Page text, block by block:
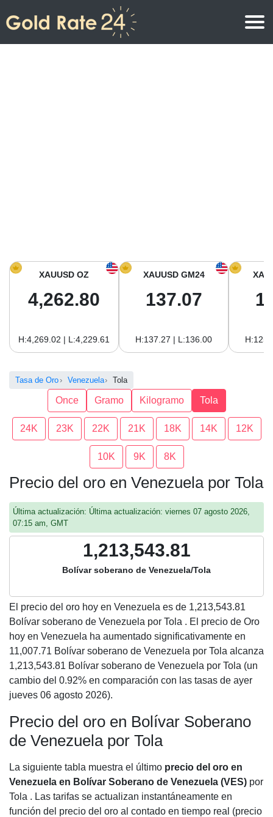
Precio del Oro hoy en América del sur
XAUUSD OZ
4,262.80
H:4,269.02 | L:4,229.61
XAUUSD GM24
137.07
H:137.27 | L:136.00
Tasa de Oro Venezuela Tola
Once Gramo Kilogramo Tola
24K 23K 22K 21K 18K 14K 12K
10K 9K 8K
Precio del oro en Venezuela por Tola
Última actualización: Última actualización: viernes 07 agosto 2026,
07:15 am, GMT
1,213,543.81
Bolívar soberano de Venezuela/Tola
El precio del oro hoy en Venezuela es de 1,213,543.81
Bolívar soberano de Venezuela por Tola . El precio de Oro
hoy en Venezuela ha aumentado significativamente en
11,007.71 Bolívar soberano de Venezuela por Tola alcanza
1,213,543.81 Bolívar soberano de Venezuela por Tola (un
cambio del 0.92% en comparación con las tasas de ayer
jueves 06 agosto 2026).
Precio del oro en Bolívar Soberano
de Venezuela por Tola
La siguiente tabla muestra el último precio del oro en
Venezuela en Bolívar Soberano de Venezuela (VES) por
Tola . Las tarifas se actualizan instantáneamente en
función del precio del oro al contado en tiempo real (precio